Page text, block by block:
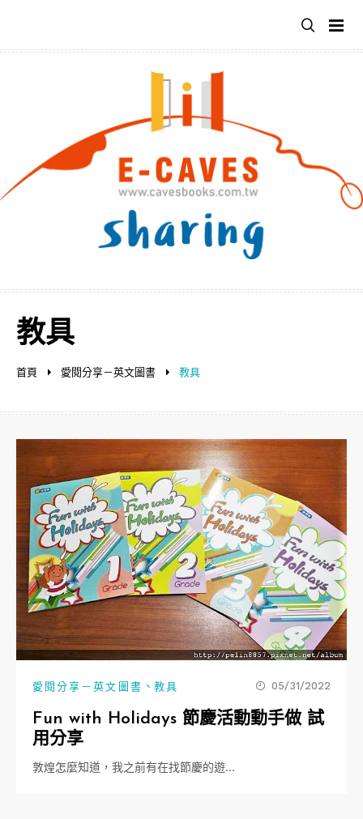
主
首頁 愛閱分享－英文圖書 教具
教具
愛閱分享－英文圖書 、 教具 05/31/2022
Fun with Holidays 節慶活動動手做 試
用分享
敦煌怎麼知道，我之前有在找節慶的遊…